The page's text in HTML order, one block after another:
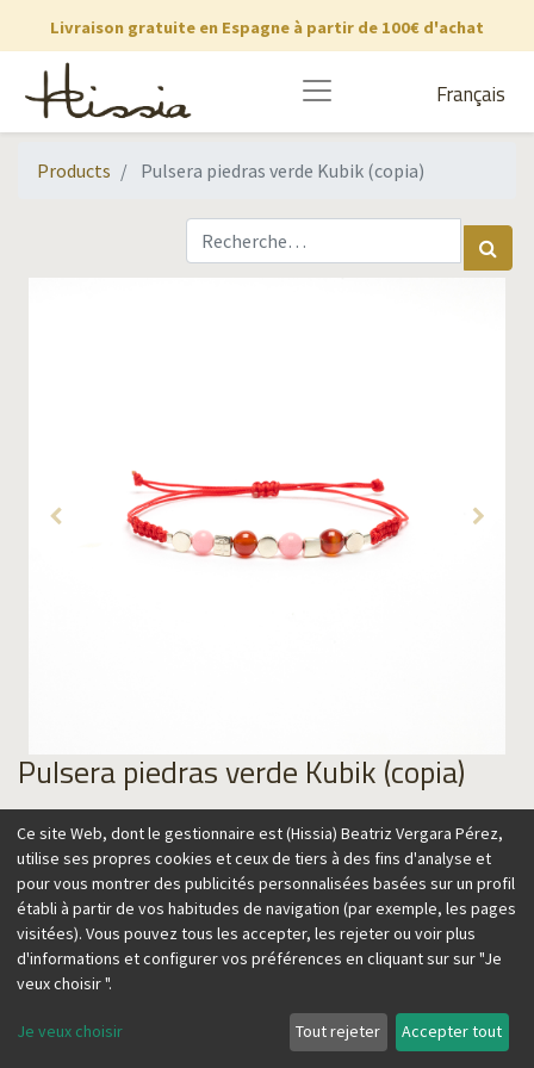
Livraison gratuite en Espagne à partir de 100€ d'achat
Français
Products Pulsera piedras verde Kubik (copia)
Pulsera piedras verde Kubik (copia)
69,00€
Ajouter au panier
Esta colección combina distintos elementos para transmitir
Ce site Web, dont le gestionnaire est (Hissia) Beatriz Vergara Pérez,
utilise ses propres cookies et ceux de tiers à des fins d'analyse et
pour vous montrer des publicités personnalisées basées sur un profil
établi à partir de vos habitudes de navigation (par exemple, les pages
visitées). Vous pouvez tous les accepter, les rejeter ou voir plus
d'informations et configurer vos préférences en cliquant sur sur "Je
veux choisir ".
Je veux choisir Tout rejeter Accepter tout